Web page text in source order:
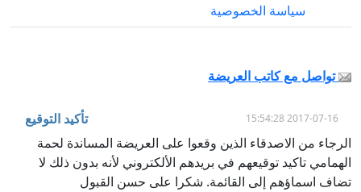
سياسة الخصوصية
تواصل مع كاتب العريضة
تأكيد التوقيع 2017-07-16 15:54:28
الرجاء من الاصدقاء الذين وقعوا على العريضة المساندة لحمة
الهمامي تاكيد توقيعهم في بريدهم الألكتروني لأنه بدون ذلك لا
تضاف اسماؤهم إلى القائمة. شكرا على حسن القبول